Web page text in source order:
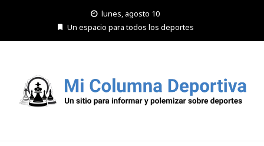
lunes, agosto 10
Un espacio para todos los deportes